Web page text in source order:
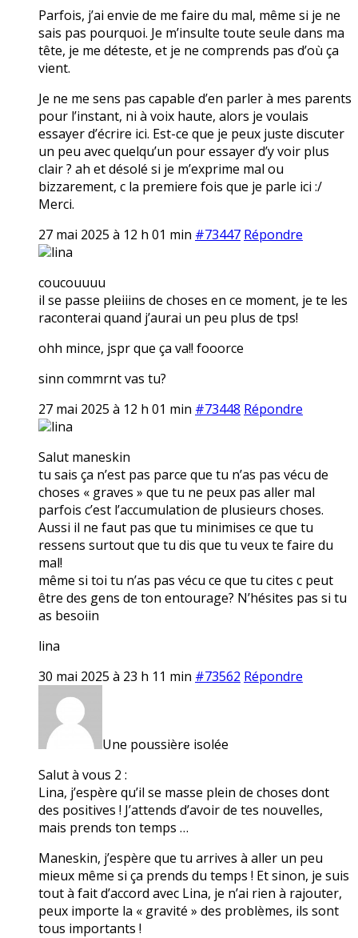
Parfois, j’ai envie de me faire du mal, même si je ne
sais pas pourquoi. Je m’insulte toute seule dans ma
tête, je me déteste, et je ne comprends pas d’où ça
vient.
Je ne me sens pas capable d’en parler à mes parents
pour l’instant, ni à voix haute, alors je voulais
essayer d’écrire ici. Est-ce que je peux juste discuter
un peu avec quelqu’un pour essayer d’y voir plus
clair ? ah et désolé si je m’exprime mal ou
bizzarement, c la premiere fois que je parle ici :/
Merci.
27 mai 2025 à 12 h 01 min #73447 Répondre
lina
coucouuuu
il se passe pleiiins de choses en ce moment, je te les
raconterai quand j’aurai un peu plus de tps!
ohh mince, jspr que ça va!! fooorce
sinn commrnt vas tu?
27 mai 2025 à 12 h 01 min #73448 Répondre
lina
Salut maneskin
tu sais ça n’est pas parce que tu n’as pas vécu de
choses « graves » que tu ne peux pas aller mal
parfois c’est l’accumulation de plusieurs choses.
Aussi il ne faut pas que tu minimises ce que tu
ressens surtout que tu dis que tu veux te faire du
mal!
même si toi tu n’as pas vécu ce que tu cites c peut
être des gens de ton entourage? N’hésites pas si tu
as besoiin
lina
30 mai 2025 à 23 h 11 min #73562 Répondre
Une poussière isolée
Salut à vous 2 :
Lina, j’espère qu’il se masse plein de choses dont
des positives ! J’attends d’avoir de tes nouvelles,
mais prends ton temps …
Maneskin, j’espère que tu arrives à aller un peu
mieux même si ça prends du temps ! Et sinon, je suis
tout à fait d’accord avec Lina, je n’ai rien à rajouter,
peux importe la « gravité » des problèmes, ils sont
tous importants !